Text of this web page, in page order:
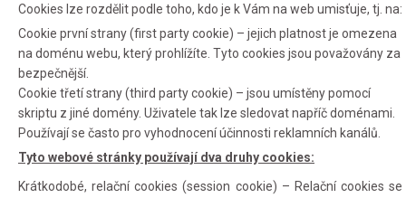
Cookies lze rozdělit podle toho, kdo je k Vám na web umisťuje, tj. na:
Cookie první strany (first party cookie) – jejich platnost je omezena
na doménu webu, který prohlížíte. Tyto cookies jsou považovány za
bezpečnější.
Cookie třetí strany (third party cookie) – jsou umístěny pomocí
skriptu z jiné domény. Uživatele tak lze sledovat napříč doménami.
Používají se často pro vyhodnocení účinnosti reklamních kanálů.
Tyto webové stránky používají dva druhy cookies:
Krátkodobé, relační cookies (session cookie) – Relační cookies se